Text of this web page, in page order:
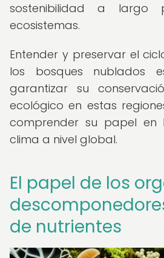
sostenibilidad a largo
ecosistemas.
Entender y preservar el
los bosques nublados
garantizar su
ecológico en estas
comprender su papel en
clima a nivel global.
El papel de los
de nutrientes